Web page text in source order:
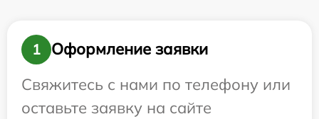
1
Оформление заявки
Свяжитесь с нами по телефону или
оставьте заявку на сайте